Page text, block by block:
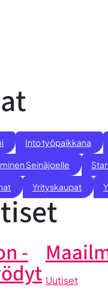
Into työpaikkana
Seinäjoelle
Yrityskaupat
-
Uutiset